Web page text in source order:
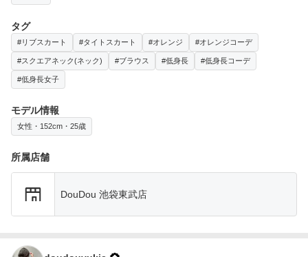
タグ
#リブスカート #タイトスカート #オレンジ #オレンジコーデ
#スクエアネック(ネック) #ブラウス #低身長 #低身長コーデ
#低身長女子
モデル情報
女性・152cm・25歳
所属店舗
DouDou 池袋東武店